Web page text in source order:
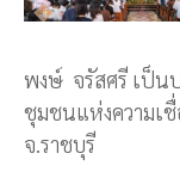
พงษ์ จรัสศรี เป็น
ชุมชนแห่งความเ
จ.ราชบุรี